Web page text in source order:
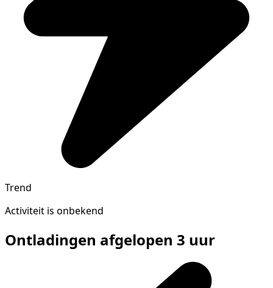
Trend
Activiteit is onbekend
Ontladingen afgelopen 3 uur